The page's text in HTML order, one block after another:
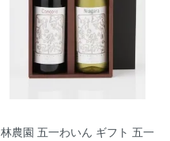
林農園 五一わいん ギフト 五一